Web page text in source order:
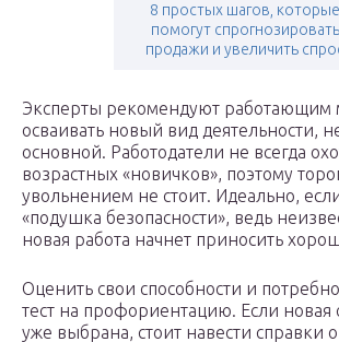
8 простых шагов, которые
помогут спрогнозировать
продажи и увеличить
Эксперты рекомендуют работающим
осваивать новый вид деятельности,
основной. Работодатели не всегда
возрастных «новичков», поэтому
увольнением не стоит. Идеально,
«подушка безопасности», ведь
новая работа начнет приносить
Оценить свои способности и
тест на профориентацию. Если новая
уже выбрана, стоит навести справки